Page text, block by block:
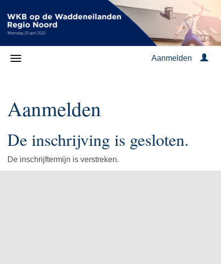
Aanmelden
Aanmelden
De inschrijving is gesloten.
De inschrijftermijn is verstreken.